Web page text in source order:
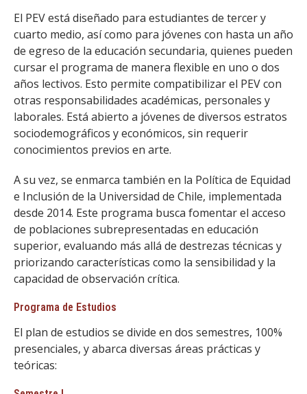
El PEV está diseñado para estudiantes de tercer y
cuarto medio, así como para jóvenes con hasta un año
de egreso de la educación secundaria, quienes pueden
cursar el programa de manera flexible en uno o dos
años lectivos. Esto permite compatibilizar el PEV con
otras responsabilidades académicas, personales y
laborales. Está abierto a jóvenes de diversos estratos
sociodemográficos y económicos, sin requerir
conocimientos previos en arte.
A su vez, se enmarca también en la Política de Equidad
e Inclusión de la Universidad de Chile, implementada
desde 2014. Este programa busca fomentar el acceso
de poblaciones subrepresentadas en educación
superior, evaluando más allá de destrezas técnicas y
priorizando características como la sensibilidad y la
capacidad de observación crítica.
Programa de Estudios
El plan de estudios se divide en dos semestres, 100%
presenciales, y abarca diversas áreas prácticas y
teóricas: